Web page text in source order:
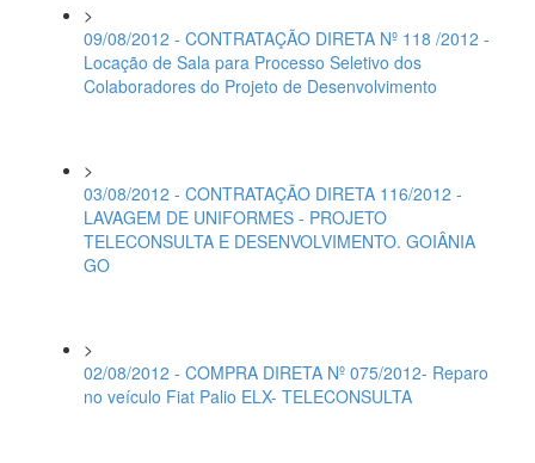
>
09/08/2012 - CONTRATAÇÃO DIRETA Nº 118 /2012 -
Locação de Sala para Processo Seletivo dos
Colaboradores do Projeto de Desenvolvimento
>
03/08/2012 - CONTRATAÇÃO DIRETA 116/2012 -
LAVAGEM DE UNIFORMES - PROJETO
TELECONSULTA E DESENVOLVIMENTO. GOIÂNIA
GO
>
02/08/2012 - COMPRA DIRETA Nº 075/2012- Reparo
no veículo Fiat Palio ELX- TELECONSULTA